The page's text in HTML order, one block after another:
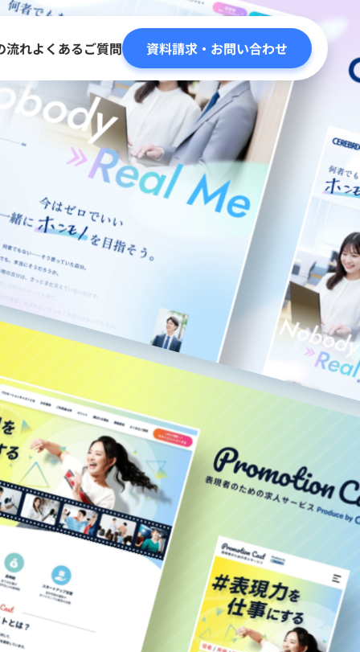
流れよくあるご質問 資料請求・お問い合わせ